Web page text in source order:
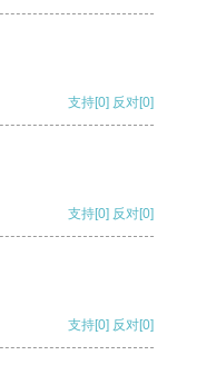
支持[0] 反对[0]
支持[0] 反对[0]
支持[0] 反对[0]